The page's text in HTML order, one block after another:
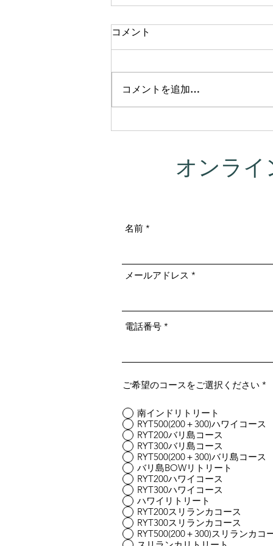
無料オンライン講座を開催し
コメント
コメントを追加…
オンライ
名前
メールアドレス
電話番号
ご希望のコースをご選択ください *
南インドリトリート
RYT500(200＋300)ハワイコース
RYT200バリ島コース
RYT300バリ島コース
RYT500(200＋300)バリ島コース
バリ島BOWリトリート
RYT200ハワイコース
RYT300ハワイコース
ハワイリトリート
RYT200スリランカコース
RYT300スリランカコース
RYT500(200＋300)スリランカコ